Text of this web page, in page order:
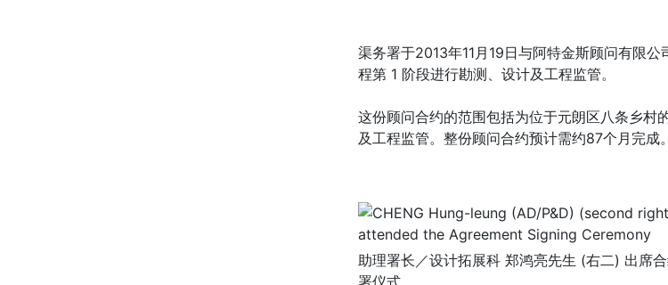
渠务署于2013年11月19日与阿特金斯顾问有限
程第 1 阶段进行勘测、设计及工程监管。
这份顾问合约的范围包括为位于元朗区八条乡村
及工程监管。整份顾问合约预计需约87个月完成。
助理署长／设计拓展科 郑鸿亮先生 (右二) 出席
署仪式